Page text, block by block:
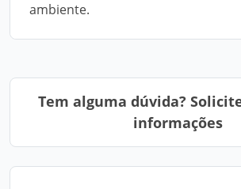
ambiente.
Tem alguma dúvida?
informações